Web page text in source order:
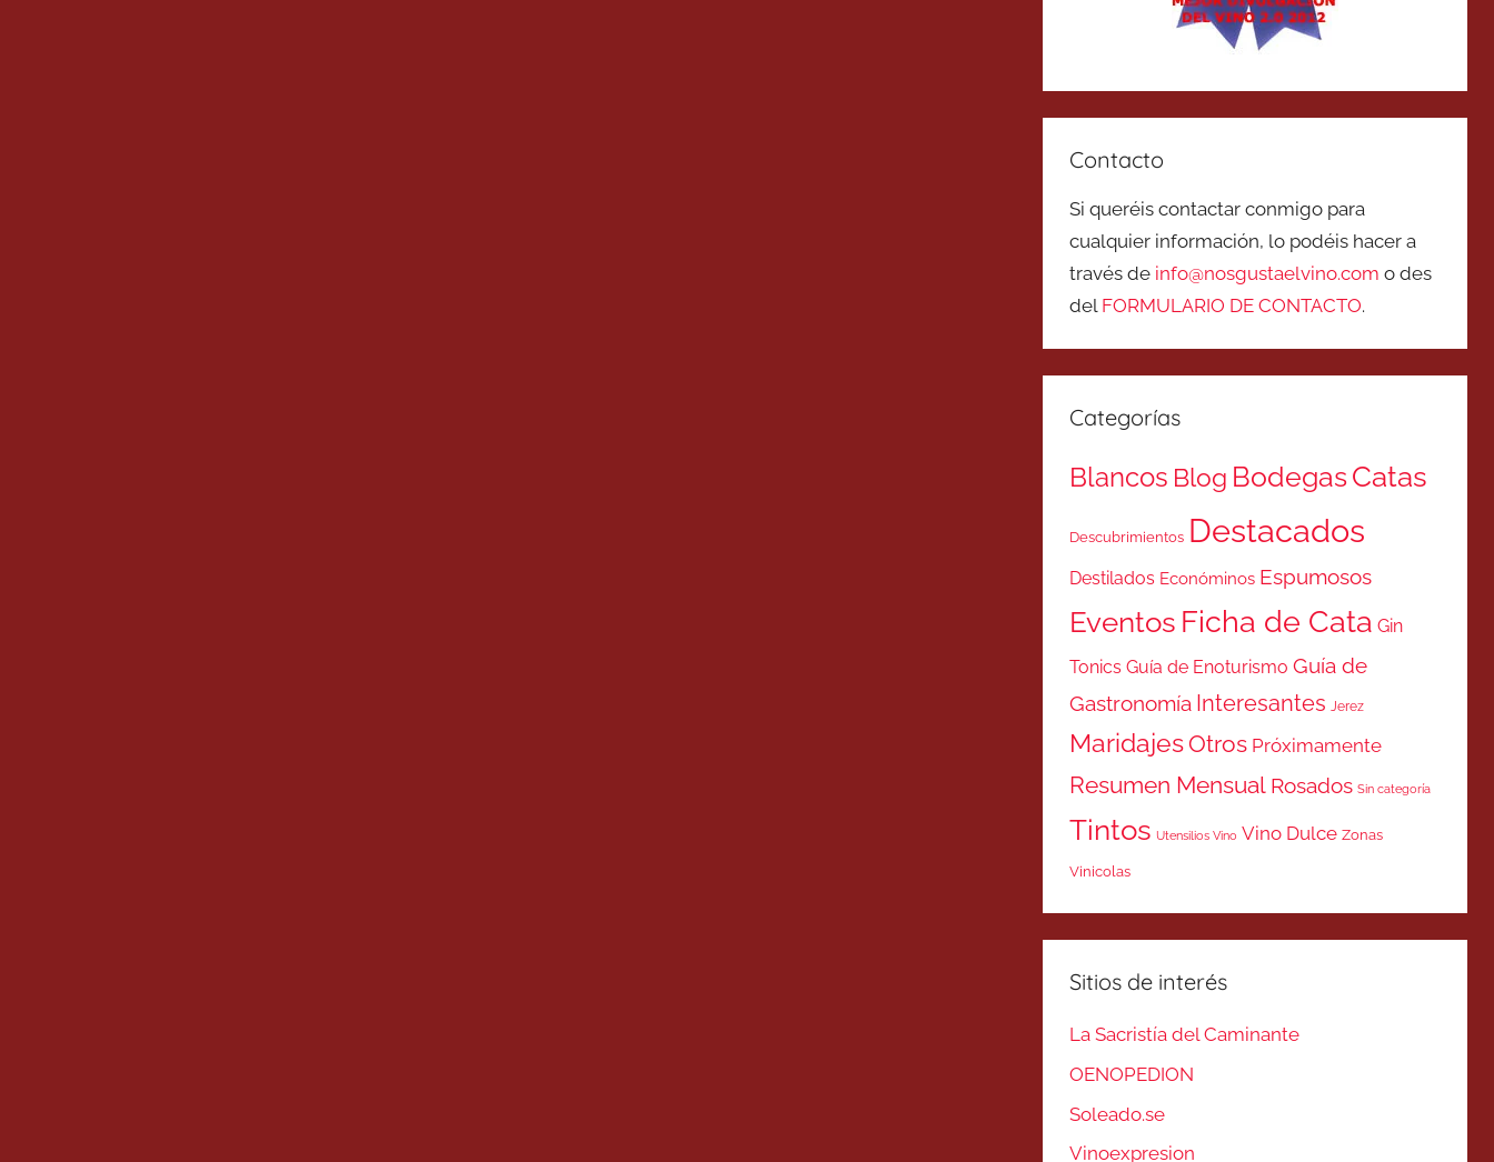
Contacto
Si queréis contactar conmigo para
cualquier información, lo podéis hacer a
través de info@nosgustaelvino.com o des
del FORMULARIO DE CONTACTO.
Categorías
Blancos Blog BodegasCatas
Descubrimientos Destacados
Destilados Económinos Espumosos
Eventos Ficha de Cata Gin
Tonics Guía de Enoturismo Guía de
Gastronomía Interesantes Jerez
MaridajesOtros Próximamente
Resumen Mensual Rosados Sin categoría
Tintos Utensilios Vino Vino Dulce Zonas
Vinicolas
Sitios de interés
La Sacristía del Caminante
OENOPEDION
Soleado.se
Vinoexpresion